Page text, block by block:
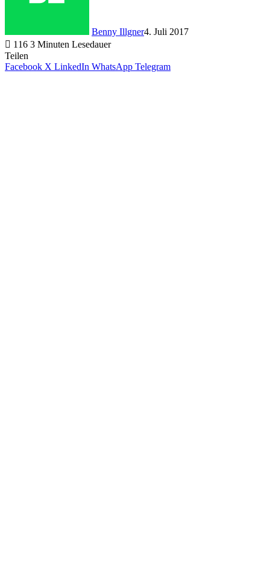
Benny Illgner4. Juli 2017
116 3 Minuten Lesedauer
Teilen
Facebook X LinkedIn WhatsApp Telegram